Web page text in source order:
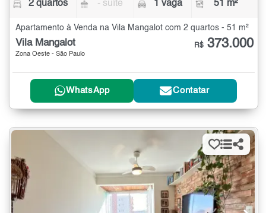
2 quartos - suíte 1 vaga 51 m²
Apartamento à Venda na Vila Mangalot com 2 quartos - 51 m²
Vila Mangalot
Zona Oeste - São Paulo
R$ 373.000
WhatsApp Contatar